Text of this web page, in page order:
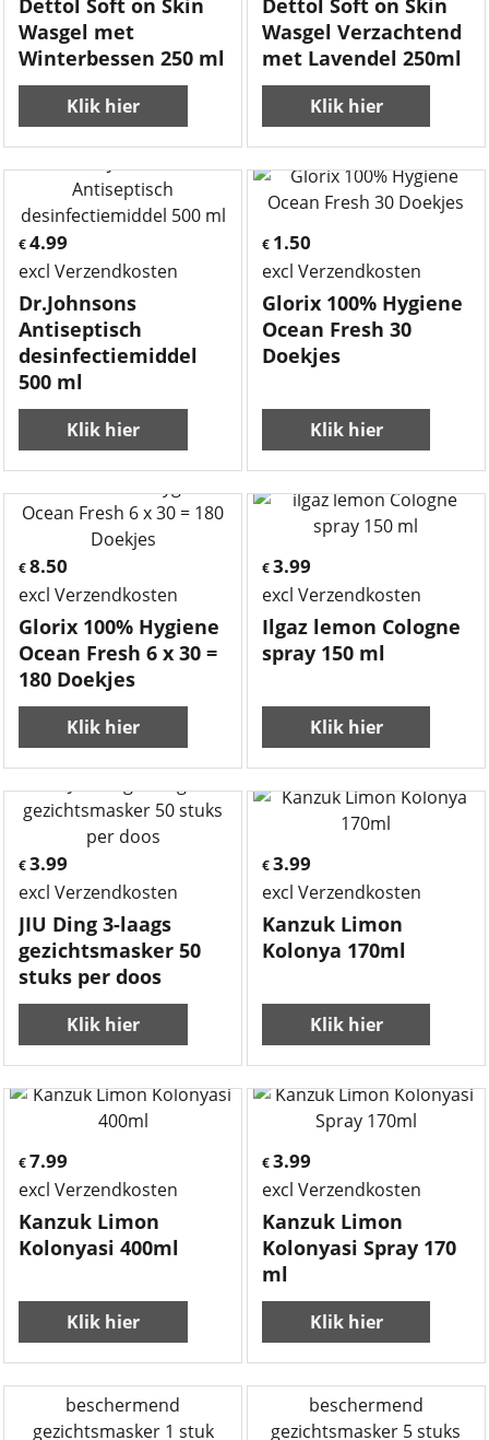
Dettol Soft on Skin
Wasgel met
Winterbessen 250 ml
Klik hier
Dettol Soft on Skin
Wasgel Verzachtend
met Lavendel 250ml
Klik hier
€ 4.99
excl Verzendkosten
Dr.Johnsons
Antiseptisch
desinfectiemiddel
500 ml
Klik hier
€ 1.50
excl Verzendkosten
Glorix 100% Hygiene
Ocean Fresh 30
Doekjes
Klik hier
€ 8.50
excl Verzendkosten
Glorix 100% Hygiene
Ocean Fresh 6 x 30 =
180 Doekjes
Klik hier
€3.99
excl Verzendkosten
Ilgaz lemon Cologne
spray 150 ml
Klik hier
€ 3.99
excl Verzendkosten
JIU Ding 3-laags
gezichtsmasker 50
stuks per doos
Klik hier
€3.99
excl Verzendkosten
Kanzuk Limon
Kolonya 170ml
Klik hier
€ 7.99
excl Verzendkosten
Kanzuk Limon
Kolonyasi 400ml
Klik hier
€3.99
excl Verzendkosten
Kanzuk Limon
Kolonyasi Spray 170
ml
Klik hier